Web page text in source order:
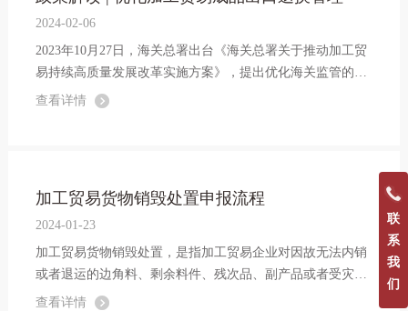
2024-02-06
2023年10月27日，海关总署出台《海关总署关于推动加工贸
易持续高质量发展改革实施方案》，提出优化海关监管的三
方面16条具体改革措施。其中之一便是优化加工贸易成品出
查看详情
加工贸易货物销毁处置申报流程
2024-01-23
加工贸易货物销毁处置，是指加工贸易企业对因故无法内销
或者退运的边角料、剩余料件、残次品、副产品或者受灾保
税货物，向海关申报，委托具有法定资质的单位，采取焚
查看详情
联
系
我
们